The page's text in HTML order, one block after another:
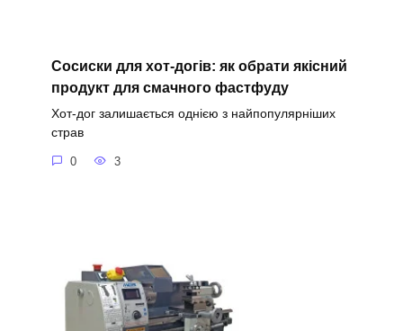
Сосиски для хот-догів: як обрати якісний
продукт для смачного фастфуду
Хот-дог залишається однією з найпопулярніших
страв
0 3